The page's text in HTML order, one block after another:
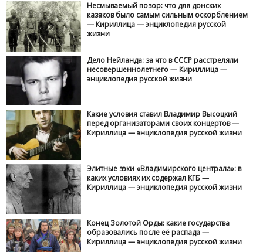
Несмываемый позор: что для донских
казаков было самым сильным оскорблением
— Кириллица — энциклопедия русской
жизни
Дело Нейланда: за что в СССР расстреляли
несовершеннолетнего — Кириллица —
энциклопедия русской жизни
Какие условия ставил Владимир Высоцкий
перед организаторами своих концертов —
Кириллица — энциклопедия русской жизни
Элитные зэки «Владимирского централа»: в
каких условиях их содержал КГБ —
Кириллица — энциклопедия русской жизни
Конец Золотой Орды: какие государства
образовались после её распада —
Кириллица — энциклопедия русской жизни